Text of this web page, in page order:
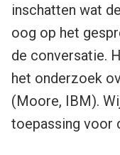
inschatten wat
oog op het
de conversatie.
het onderzoek
(Moore, IBM).
toepassing voor